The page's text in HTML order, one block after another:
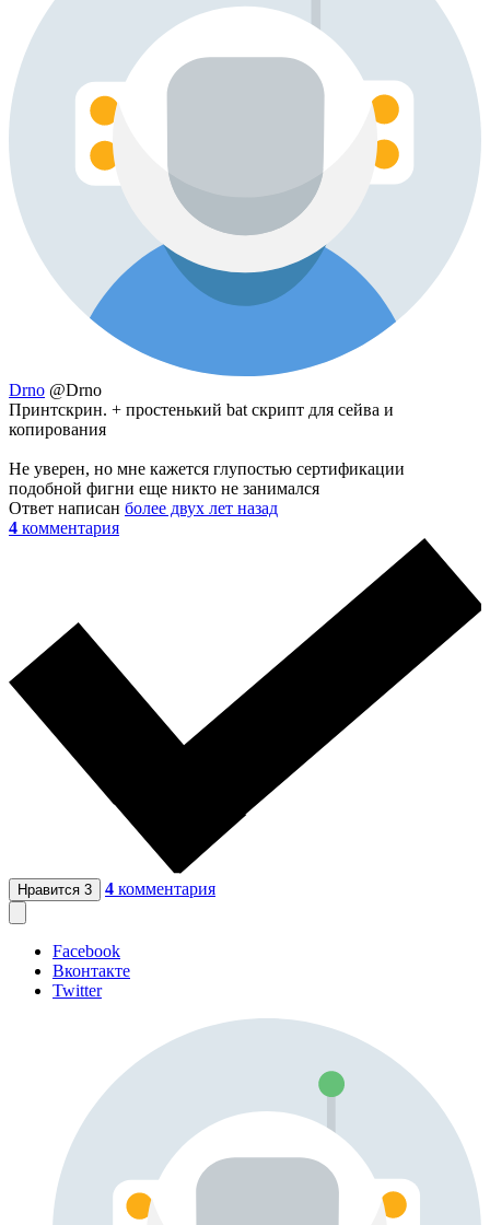
Drno @Drno
Принтскрин. + простенький bat скрипт для сейва и
копирования
Не уверен, но мне кажется глупостью сертификации
подобной фигни еще никто не занимался
Ответ написан более двух лет назад
4 комментария
Нравится 3 4 комментария
Facebook
Вконтакте
Twitter